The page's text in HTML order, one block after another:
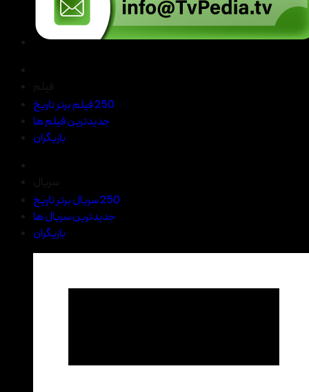
250 فیلم برتر تاریخ
جدیدترین فیلم ها
بازیگران
250 سریال برتر تاریخ
جدیدترین سریال ها
بازیگران